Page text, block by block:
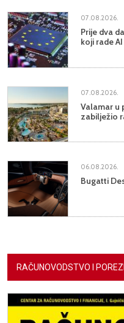
07.08.2026.
Prije dva
koji rade
07.08.2026.
Valamar u
zabilježio
06.08.2026.
Bugatti
RAČUNOVODSTVO I